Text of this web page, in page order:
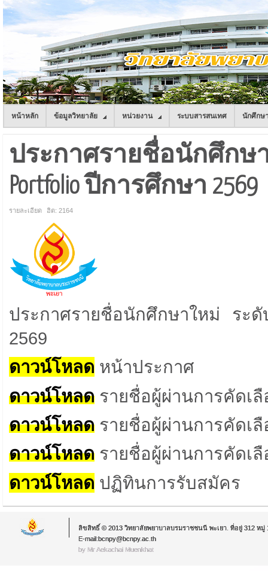
หน้าหลัก ข้อมูลวิทยาลัย หน่วยงาน ระบบสารสนเทศ นักศึกษ
ประกาศรายชื่อนักศึกษ
Portfolio ปีการศึกษา 2569
รายละเอียด ฮิต: 2164
ประกาศรายชื่อนักศึกษาใหม่ ร
2569
ดาวน์โหลด หน้าประกาศ
ดาวน์โหลด รายชื่อผู้ผ่านการคัดเ
ดาวน์โหลด รายชื่อผู้ผ่านการคัดเ
ดาวน์โหลด รายชื่อผู้ผ่านการคัดเ
ดาวน์โหลด ปฏิทินการรับสมัคร
ลิขสิทธิ์ © 2013 วิทยาลัยพยาบาลบรมราชชนนี พะเยา. ที่อยู่ 312 หมู่
E-mail:bcnpy@bcnpy.ac.th
by Mr.Aekachai Muenkhat